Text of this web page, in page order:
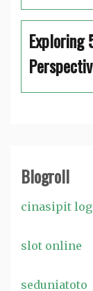
Exploring
Blogroll
cinasipit
slot online
seduniatoto